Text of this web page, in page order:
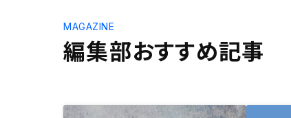
編集部おすすめ記事
MAGAZINE